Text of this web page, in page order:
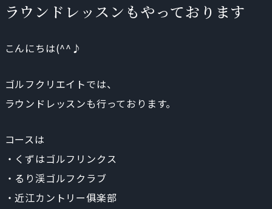
ラウンドレッスンもやっております
こんにちは(^^♪
ゴルフクリエイトでは、
ラウンドレッスンも行っております。
コースは
・くずはゴルフリンクス
・るり渓ゴルフクラブ
・近江カントリー俱楽部